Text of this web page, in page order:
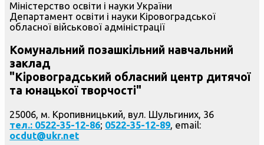
Міністерство освіти і науки України
Департамент освіти і науки Кіровоградської
обласної військової адміністрації
Комунальний позашкільний навчальний
заклад
"Кіровоградський обласний центр дитячої
та юнацької творчості"
25006, м. Кропивницький, вул. Шульгиних, 36
тел.: 0522-35-12-86; 0522-35-12-89, email:
ocdut@ukr.net